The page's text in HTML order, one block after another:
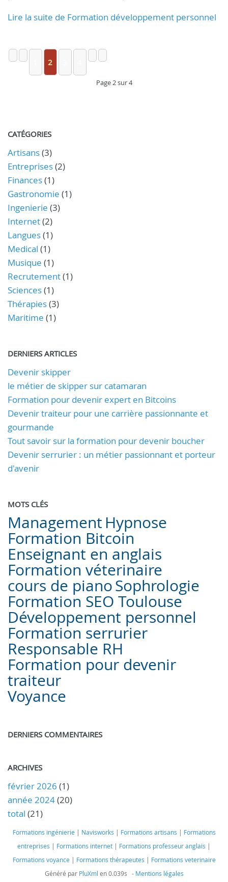
Lire la suite de Formation développement personnel
2
Page 2 sur 4
CATÉGORIES
Artisans(3)
Entreprises(2)
Finances(1)
Gastronomie (1)
Ingenierie (3)
Internet(2)
Langues(1)
Medical (1)
Musique (1)
Recrutement(1)
Sciences(1)
Thérapies(3)
Maritime (1)
DERNIERS ARTICLES
Devenir skipper
le métier de skipper sur catamaran
Formation pour devenir expert en Bitcoins
Devenir traiteur pour une carrière passionnante et
gourmande
Tout savoir sur la formation pour devenir boucher
Devenir serrurier : un métier passionnant et porteur
d'avenir
MOTS CLÉS
Management Hypnose
Formation Bitcoin
Enseignant en anglais
Formation véterinaire
cours de pianoSophrologie
Formation SEO Toulouse
Développement personnel
Formation serrurier
Responsable RH
Formation pour devenir
traiteur
Voyance
DERNIERS COMMENTAIRES
ARCHIVES
février 2026 (1)
année 2024(20)
total (21)
Formations ingénierie | Navisworks | Formations artisans | Formations
entreprises | Formations internet | Formations professeur anglais |
Formations voyance | Formations thérapeutes | Formations veterinaire
Généré par PluXml en 0.039s - Mentions légales